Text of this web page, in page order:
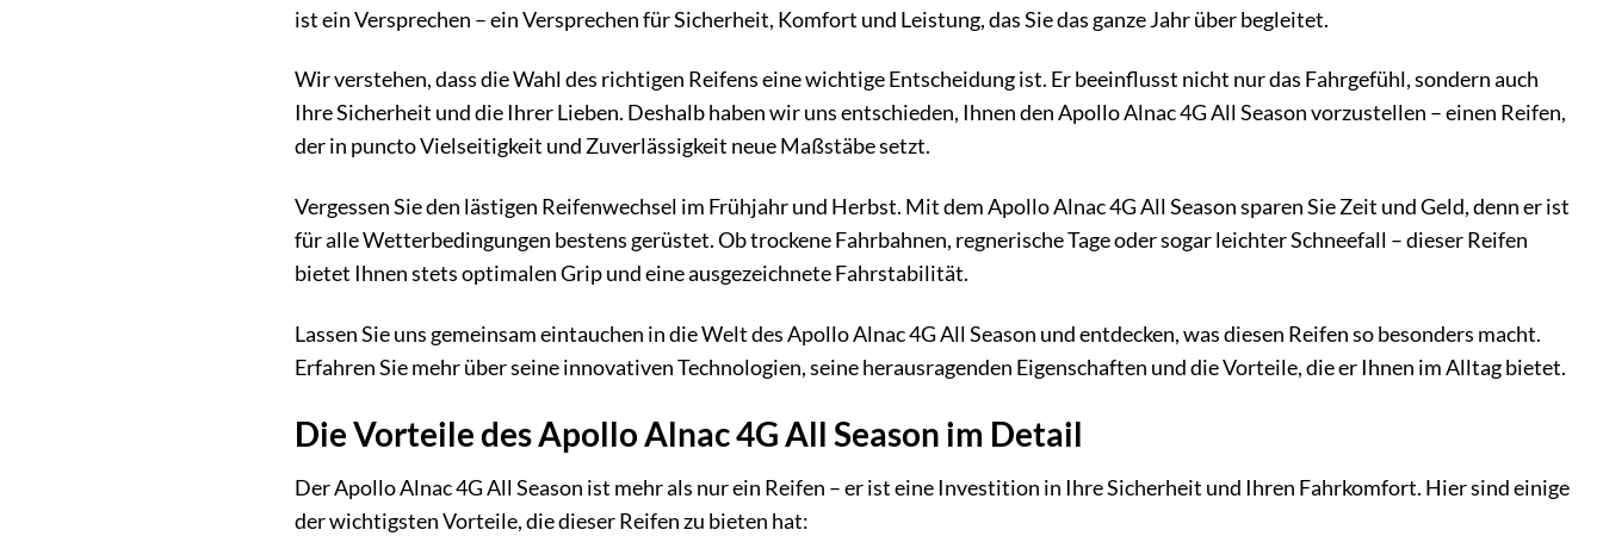
ist ein Versprechen – ein Versprechen für Sicherheit, Komfort und Leistung, das Sie das ganze Jahr über begleitet.
Wir verstehen, dass die Wahl des richtigen Reifens eine wichtige Entscheidung ist. Er beeinflusst nicht nur das Fahrgefühl, sondern auch
Ihre Sicherheit und die Ihrer Lieben. Deshalb haben wir uns entschieden, Ihnen den Apollo Alnac 4G All Season vorzustellen – einen Reifen,
der in puncto Vielseitigkeit und Zuverlässigkeit neue Maßstäbe setzt.
Vergessen Sie den lästigen Reifenwechsel im Frühjahr und Herbst. Mit dem Apollo Alnac 4G All Season sparen Sie Zeit und Geld, denn er ist
für alle Wetterbedingungen bestens gerüstet. Ob trockene Fahrbahnen, regnerische Tage oder sogar leichter Schneefall – dieser Reifen
bietet Ihnen stets optimalen Grip und eine ausgezeichnete Fahrstabilität.
Lassen Sie uns gemeinsam eintauchen in die Welt des Apollo Alnac 4G All Season und entdecken, was diesen Reifen so besonders macht.
Erfahren Sie mehr über seine innovativen Technologien, seine herausragenden Eigenschaften und die Vorteile, die er Ihnen im Alltag bietet.
Die Vorteile des Apollo Alnac 4G All Season im Detail
Der Apollo Alnac 4G All Season ist mehr als nur ein Reifen – er ist eine Investition in Ihre Sicherheit und Ihren Fahrkomfort. Hier sind einige
der wichtigsten Vorteile, die dieser Reifen zu bieten hat: